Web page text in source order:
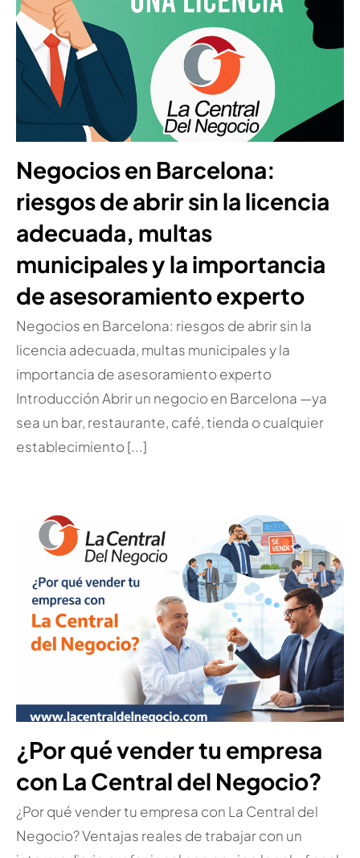
Negocios en Barcelona:
riesgos de abrir sin la licencia
adecuada, multas
municipales y la importancia
de asesoramiento experto
Negocios en Barcelona: riesgos de abrir sin la
licencia adecuada, multas municipales y la
importancia de asesoramiento experto
Introducción Abrir un negocio en Barcelona —ya
sea un bar, restaurante, café, tienda o cualquier
establecimiento [...]
¿Por qué vender tu empresa
con La Central del Negocio?
¿Por qué vender tu empresa con La Central del
Negocio? Ventajas reales de trabajar con un